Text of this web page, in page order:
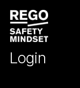
Login